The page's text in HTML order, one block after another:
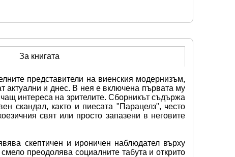
За книгата
представители на виенския модернизъм,
актуални и днес. В нея е включена първата му
интереса на зрителите. Сборникът съдържа
скандал, както и пиесата "Парацелз", често
свят или просто запазени в неговите
скептичен и ироничен наблюдател върху
преодолява социалните табута и открито